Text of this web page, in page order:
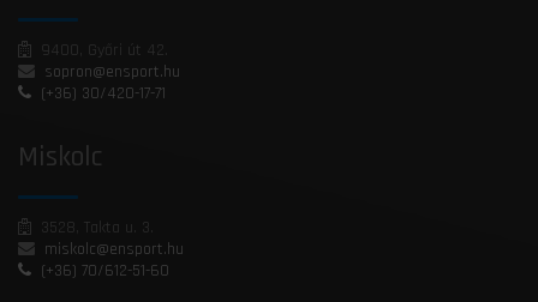
9400, Győri út 42.
sopron@ensport.hu
(+36) 30/420-17-71
Miskolc
3528, Takta u. 3.
miskolc@ensport.hu
(+36) 70/612-51-60